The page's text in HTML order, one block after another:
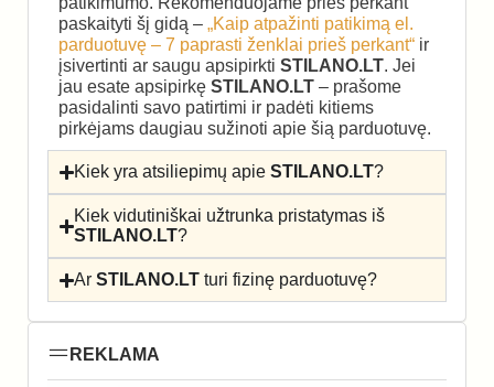
paskaityti šį gidą – „Kaip atpažinti patikimą el.
parduotuvę – 7 paprasti ženklai prieš perkant“ ir
įsivertinti ar saugu apsipirkti STILANO.LT. Jei
jau esate apsipirkę STILANO.LT – prašome
pasidalinti savo patirtimi ir padėti kitiems
pirkėjams daugiau sužinoti apie šią parduotuvę.
Kiek yra atsiliepimų apieSTILANO.LT?
Kiek vidutiniškai užtrunka pristatymas iš
STILANO.LT?
ArSTILANO.LT turi fizinę parduotuvę?
REKLAMA